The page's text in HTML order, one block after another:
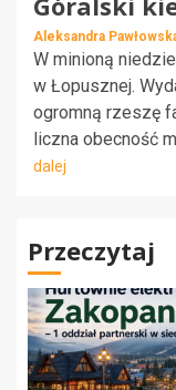
Aleksandra
W minioną
w Łopusznej.
ogromną rzeszę
liczna obecność
dalej
Przeczytaj